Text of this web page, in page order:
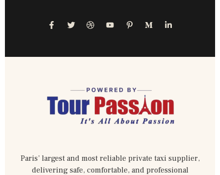
Paris’ largest and most reliable private taxi supplier,
delivering safe, comfortable, and professional